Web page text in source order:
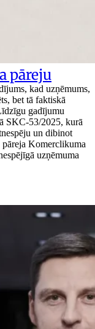
pāreju
kad uzņēmums,
bet tā faktiskā
gadījumu
SKC‑53/2025, kurā
un dibinot
pāreja Komerclikuma
uzņēmuma